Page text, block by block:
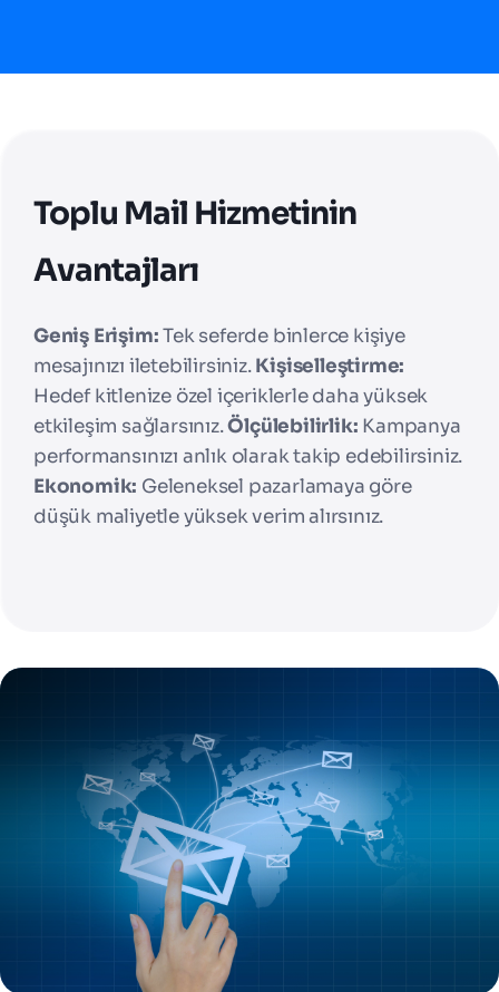
Toplu Mail Hizmetinin
Avantajları
Geniş Erişim:Tek seferde binlerce kişiye
mesajınızı iletebilirsiniz. Kişiselleştirme:
Hedef kitlenize özel içeriklerle daha yüksek
etkileşim sağlarsınız.Ölçülebilirlik: Kampanya
performansınızı anlık olarak takip edebilirsiniz.
Ekonomik: Geleneksel pazarlamaya göre
düşük maliyetle yüksek verim alırsınız.